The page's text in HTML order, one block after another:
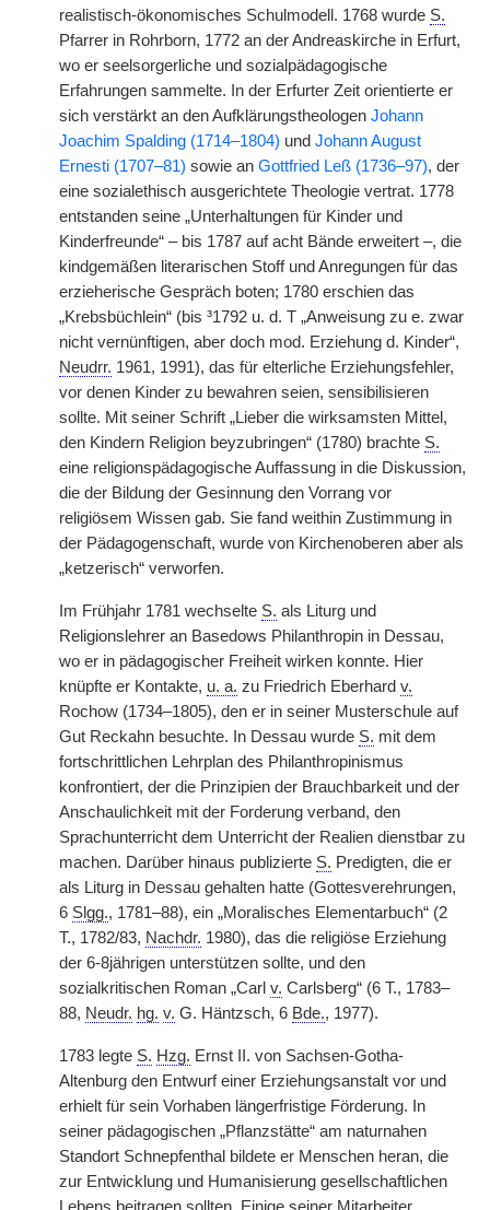
realistisch-ökonomisches Schulmodell. 1768 wurde S.
Pfarrer in Rohrborn, 1772 an der Andreaskirche in Erfurt,
wo er seelsorgerliche und sozialpädagogische
Erfahrungen sammelte. In der Erfurter Zeit orientierte er
sich verstärkt an den Aufklärungstheologen Johann
Joachim Spalding (1714–1804) und Johann August
Ernesti (1707–81) sowie an Gottfried Leß (1736–97), der
eine sozialethisch ausgerichtete Theologie vertrat. 1778
entstanden seine „Unterhaltungen für Kinder und
Kinderfreunde“ – bis 1787 auf acht Bände erweitert –, die
kindgemäßen literarischen Stoff und Anregungen für das
erzieherische Gespräch boten; 1780 erschien das
„Krebsbüchlein“ (bis ³1792 u. d. T „Anweisung zu e. zwar
nicht vernünftigen, aber doch mod. Erziehung d. Kinder“,
Neudrr. 1961, 1991), das für elterliche Erziehungsfehler,
vor denen Kinder zu bewahren seien, sensibilisieren
sollte. Mit seiner Schrift „Lieber die wirksamsten Mittel,
den Kindern Religion beyzubringen“ (1780) brachte S.
eine religionspädagogische Auffassung in die Diskussion,
die der Bildung der Gesinnung den Vorrang vor
religiösem Wissen gab. Sie fand weithin Zustimmung in
der Pädagogenschaft, wurde von Kirchenoberen aber als
„ketzerisch“ verworfen.
Im Frühjahr 1781 wechselte S. als Liturg und
Religionslehrer an Basedows Philanthropin in Dessau,
wo er in pädagogischer Freiheit wirken konnte. Hier
knüpfte er Kontakte, u. a. zu Friedrich Eberhard v.
Rochow (1734–1805), den er in seiner Musterschule auf
Gut Reckahn besuchte. In Dessau wurde S. mit dem
fortschrittlichen Lehrplan des Philanthropinismus
konfrontiert, der die Prinzipien der Brauchbarkeit und der
Anschaulichkeit mit der Forderung verband, den
Sprachunterricht dem Unterricht der Realien dienstbar zu
machen. Darüber hinaus publizierte S. Predigten, die er
als Liturg in Dessau gehalten hatte (Gottesverehrungen,
6 Slgg., 1781–88), ein „Moralisches Elementarbuch“ (2
T., 1782/83, Nachdr. 1980), das die religiöse Erziehung
der 6-8jährigen unterstützen sollte, und den
sozialkritischen Roman „Carl v. Carlsberg“ (6 T., 1783–
88, Neudr. hg. v. G. Häntzsch, 6 Bde., 1977).
1783 legte S. Hzg. Ernst II. von Sachsen-Gotha-
Altenburg den Entwurf einer Erziehungsanstalt vor und
erhielt für sein Vorhaben längerfristige Förderung. In
seiner pädagogischen „Pflanzstätte“ am naturnahen
Standort Schnepfenthal bildete er Menschen heran, die
zur Entwicklung und Humanisierung gesellschaftlichen